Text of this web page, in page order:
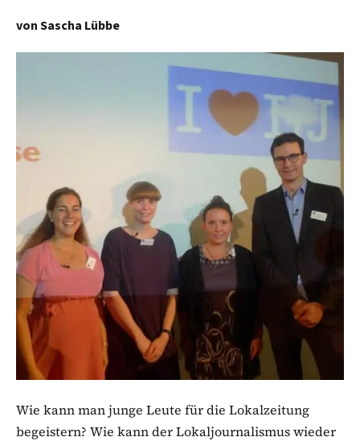
vonSascha Lübbe
Wie kann man junge Leute für die Lokalzeitung
begeistern? Wie kann der Lokaljournalismus wieder